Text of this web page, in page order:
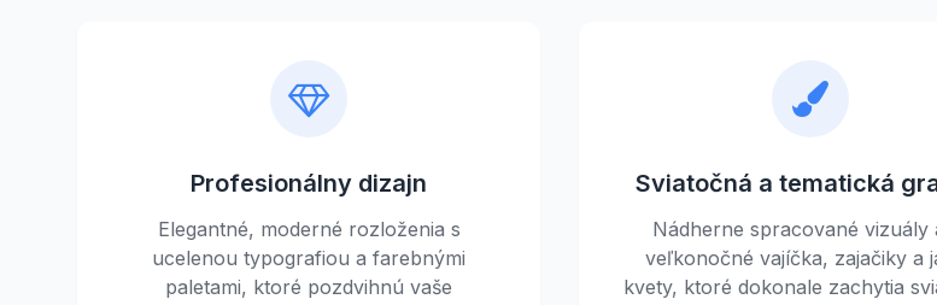
Profesionálny dizajn
Elegantné, moderné rozloženia s
ucelenou typografiou a farebnými
paletami, ktoré pozdvihnú vaše
Sviatočná a tematická
Nádherne spracované vizuály
veľkonočné vajíčka, zajačiky a
kvety, ktoré dokonale zachytia